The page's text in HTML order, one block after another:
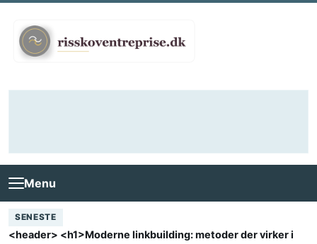
Menu
SENESTE
<header> <h1>Moderne linkbuilding: metoder der virker i